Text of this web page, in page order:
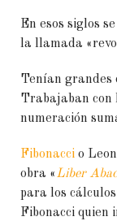
En esos siglos
la llamada
Tenían grandes
Trabajaban con
numeración
Fibonacci o
obra «Liber
para los
Fibonacci quien